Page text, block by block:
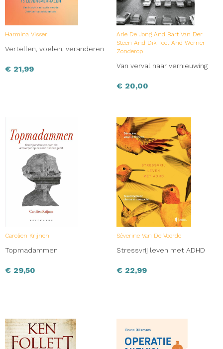
Harmina Visser
Vertellen, voelen, veranderen
€ 21,99
Arie De Jong And Bart Van Der
Steen And Dik Toet And Werner
Zonderop
Van verval naar vernieuwing
€ 20,00
Carolien Krijnen
Topmadammen
€ 29,50
Séverine Van De Voorde
Stressvrij leven met ADHD
€ 22,99